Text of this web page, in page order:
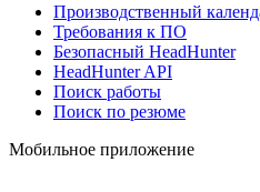
Производственный
Требования к ПО
Безопасный HeadHunter
HeadHunter API
Поиск работы
Поиск по резюме
Мобильное приложение